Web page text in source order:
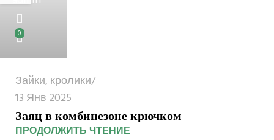
0
Зайки, кролики
13 Янв 2025
Заяц в комбинезоне крючком
ПРОДОЛЖИТЬ ЧТЕНИЕ